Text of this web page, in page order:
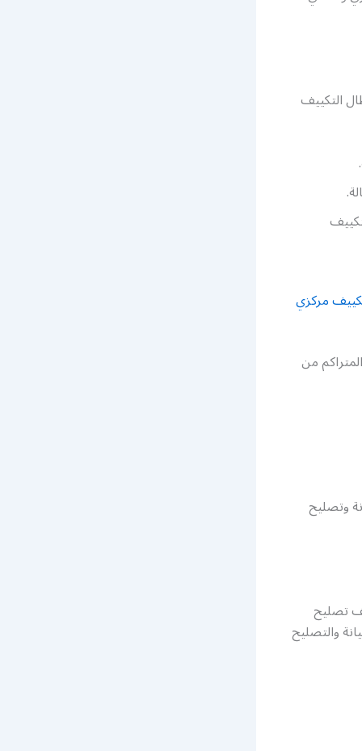
التكييف
مركزي
من
وتصليح
تصليح
والتصليح